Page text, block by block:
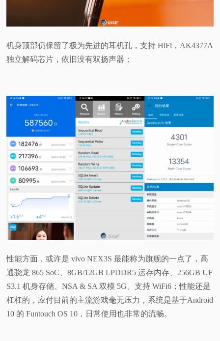
机身顶部仍保留了极为先进的耳机孔，支持 HiFi，AK4377A
独立解码芯片，依旧没有双扬声器；
性能方面，或许是 vivo NEX3S 最能称为旗舰的一点了，高
通骁龙 865 SoC、8GB/12GB LPDDR5 运存内存、256GB UF
S3.1 机身存储、NSA & SA 双模 5G、支持 WiFi6；性能还是
杠杠的，应付目前的主流游戏毫无压力，系统是基于Android
10 的 Funtouch OS 10，日常使用也非常的流畅。